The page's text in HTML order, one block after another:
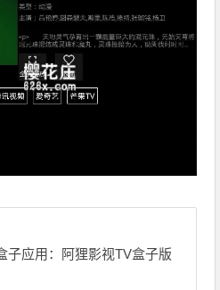
子应用：阿狸影视TV盒子版